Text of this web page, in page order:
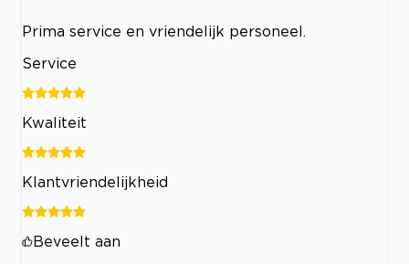
Prima service en vriendelijk personeel.
Service
Kwaliteit
Klantvriendelijkheid
Beveelt aan